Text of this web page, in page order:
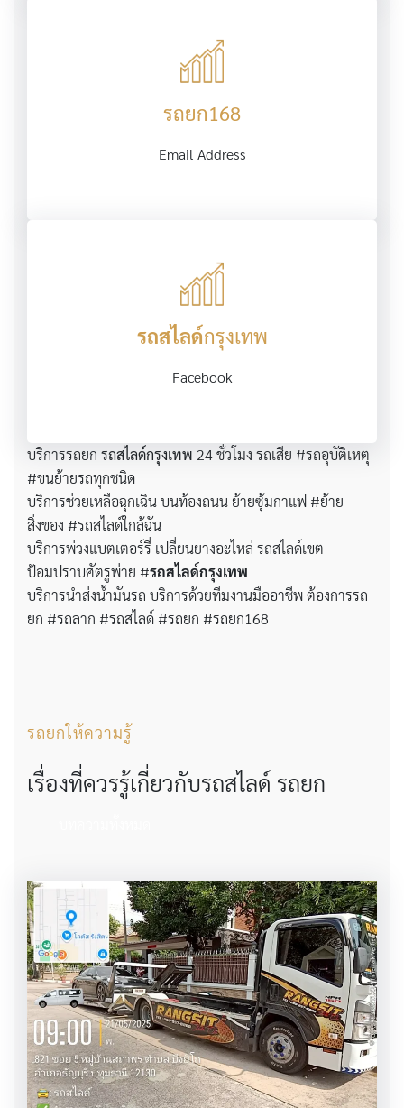
รถยก168
Email Address
รถสไลด์กรุงเทพ
Facebook
บริการรถยก รถสไลด์กรุงเทพ 24 ชั่วโมง รถเสีย #รถอุบัติเหตุ
#ขนย้ายรถทุกชนิด
บริการช่วยเหลือฉุกเฉิน บนท้องถนน ย้ายซุ้มกาแฟ #ย้าย
สิ่งของ #รถสไลด์ใกล้ฉัน
บริการพ่วงแบตเตอร์รี่ เปลี่ยนยางอะไหล่ รถสไลด์เขต
ป้อมปราบศัตรูพ่าย #รถสไลด์กรุงเทพ
บริการนำส่งน้ำมันรถ บริการด้วยทีมงานมืออาชีพ ต้องการรถ
ยก #รถลาก #รถสไลด์ #รถยก #รถยก168
รถยกให้ความรู้
เรื่องที่ควรรู้เกี่ยวกับรถสไลด์ รถยก